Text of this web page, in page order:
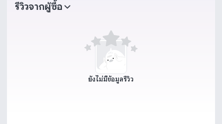
รีวิวจากผู้ซื้อ
ยังไม่มีข้อมูลรีวิว